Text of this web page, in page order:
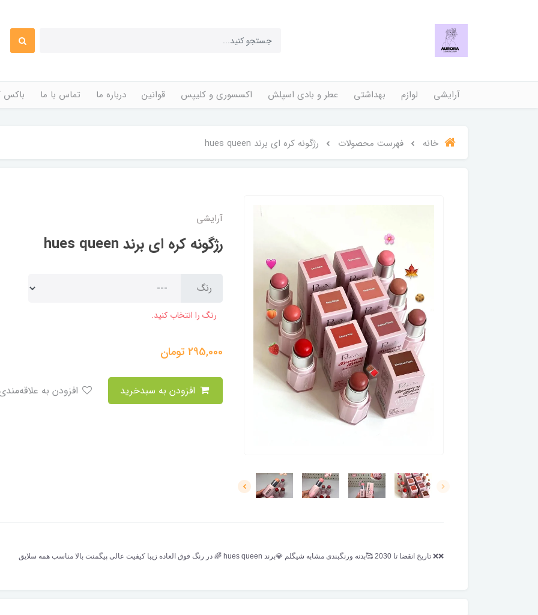
آرایشی لوازم بهداشتی عطر و بادی اسپلش اکسسوری و کلیپس قوانین درباره ما تماس با ما باکس
خانه فهرست محصولات رژگونه کره ای برند hues queen
آرایشی
رژگونه کره ای برند hues queen
رنگ
رنگ را انتخاب کنید.
295,000تومان
❌️❌️ تاریخ انقضا تا 2030 🥰بدنه و‌رنگبندی مشابه شیگلم 💎برند hues queen 🌈 در رنگ فوق العاده زیبا کیفیت عالی پیگمنت بالا مناسب همه سلایق